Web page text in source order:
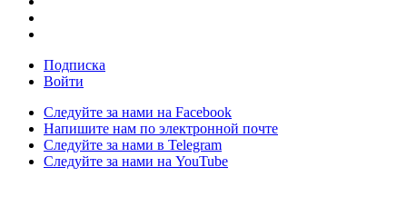
Подписка
Войти
Следуйте за нами на Facebook
Напишите нам по электронной почте
Следуйте за нами в Telegram
Следуйте за нами на YouTube